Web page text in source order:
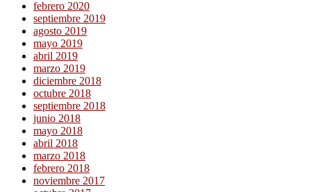
febrero 2020
septiembre 2019
agosto 2019
mayo 2019
abril 2019
marzo 2019
diciembre 2018
octubre 2018
septiembre 2018
junio 2018
mayo 2018
abril 2018
marzo 2018
febrero 2018
noviembre 2017